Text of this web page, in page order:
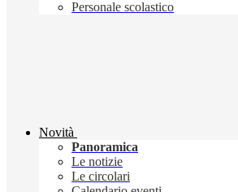
Personale scolastico
Novità
Panoramica
Le notizie
Le circolari